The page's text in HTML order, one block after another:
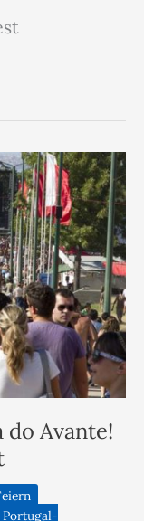
do Avante!
Portugal-